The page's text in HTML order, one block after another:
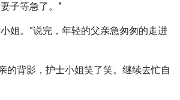
子等急了。”
姐。”说完，年轻的父亲急匆匆的走进
的背影，护士小姐笑了笑。继续去忙自